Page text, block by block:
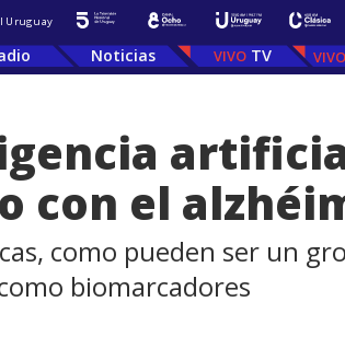
Uruguay
Noticias TV
con el
como pueden ser un
biomarcadores